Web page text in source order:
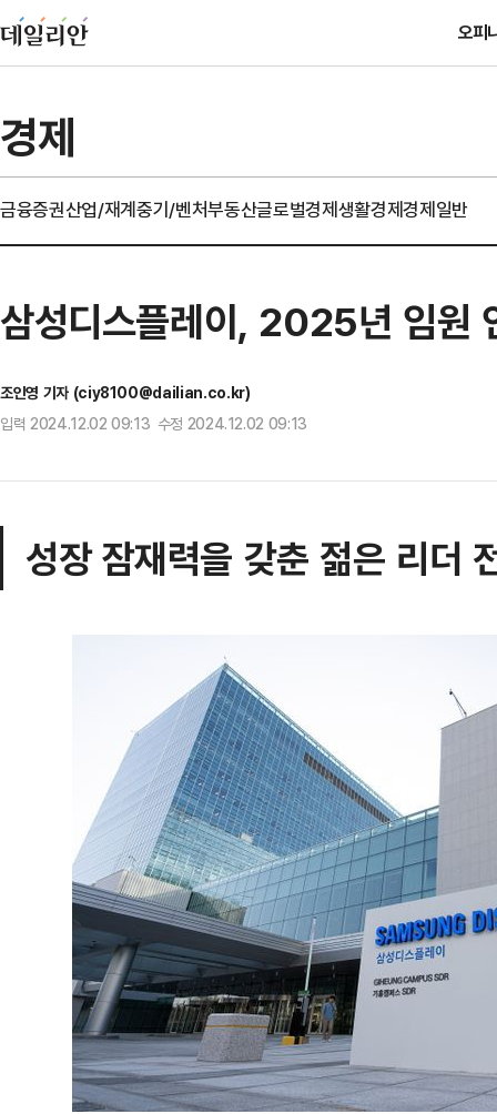
오피
경제
금융증권산업/재계중기/벤처부동산글로벌경제생활경제경제일반
삼성디스플레이, 2025년 임원
조인영 기자 (ciy8100@dailian.co.kr)
입력 2024.12.02 09:13 수정 2024.12.02 09:13
성장 잠재력을 갖춘 젊은 리더